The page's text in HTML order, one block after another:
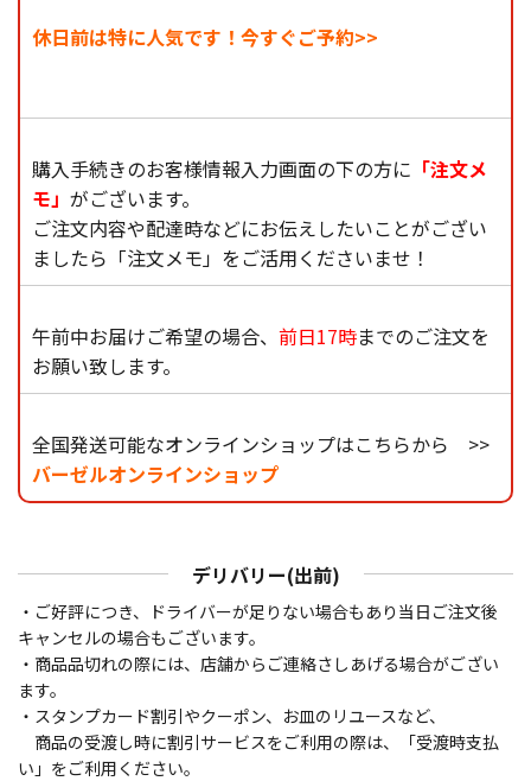
休日前は特に人気です！今すぐご予約>>
購入手続きのお客様情報入力画面の下の方に 「注文メ
モ」 がございます。
ご注文内容や配達時などにお伝えしたいことがござい
ましたら「注文メモ」をご活用くださいませ！
午前中お届けご希望の場合、 前日17時までのご注文を
お願い致します。
全国発送可能なオンラインショップはこちらから >>
バーゼルオンラインショップ
デリバリー(出前)
・ご好評につき、ドライバーが足りない場合もあり当日ご注文後
キャンセルの場合もございます。
・商品品切れの際には、店舗からご連絡さしあげる場合がござい
ます。
・スタンプカード割引やクーポン、お皿のリユースなど、
商品の受渡し時に割引サービスをご利用の際は、「受渡時支払
い」をご利用ください。